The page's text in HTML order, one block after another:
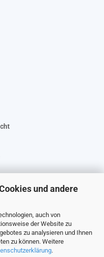
und andere
auch von
der Website zu
zu analysieren und Ihnen
zu können. Weitere
.